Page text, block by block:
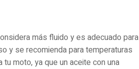
más fluido y es adecuado para
y se recomienda para temperaturas
moto, ya que un aceite con una